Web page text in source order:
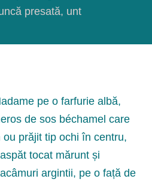
presată unt